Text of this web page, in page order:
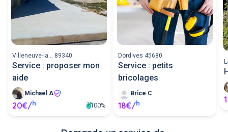
Villeneuve-la... 89340
Service : proposer mon
aide
Michael A
20€/h 100%
Dordives 45680
Service : petits
bricolages
Brice C
18€/h